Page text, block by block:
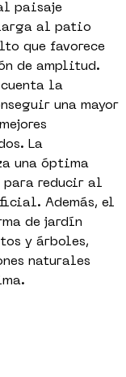
paisaje
al patio
que favorece
de amplitud.
cuenta la
una mayor
La
una óptima
reducir al
Además, el
de jardín
y árboles,
naturales